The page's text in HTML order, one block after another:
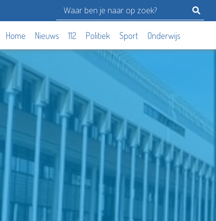
Home Nieuws 112 Politiek Sport Onderwijs